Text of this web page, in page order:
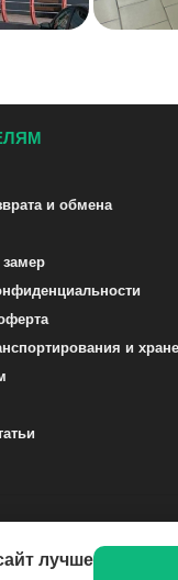
и обмена
замер
и
лучше